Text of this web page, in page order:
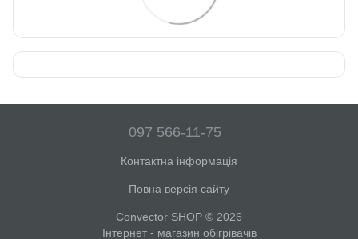
097 566-11-75
Контактна інформація
Повна версія сайту
Convector SHOP © 2026
Інтернет - магазин обігрівачів